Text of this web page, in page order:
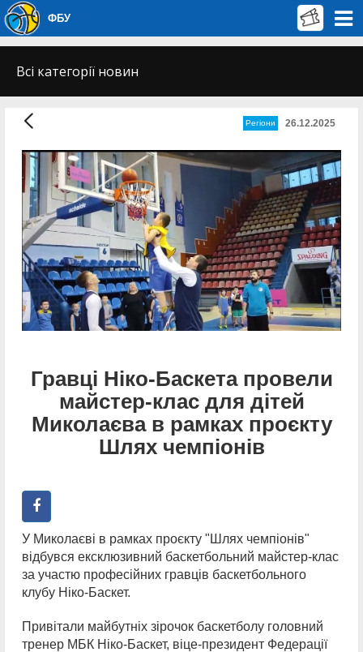
ФБУ
Всі категорії новин
Регіони 26.12.2025
Гравці Ніко-Баскета провели
майстер-клас для дітей
Миколаєва в рамках проєкту
Шлях чемпіонів
У Миколаєві в рамках проєкту "Шлях чемпіонів"
відбувся ексклюзивний баскетбольний майстер-клас
за участю професійних гравців баскетбольного
клубу Ніко-Баскет.
Привітали майбутніх зірочок баскетболу головний
тренер МБК Ніко-Баскет, віце-президент Федерації